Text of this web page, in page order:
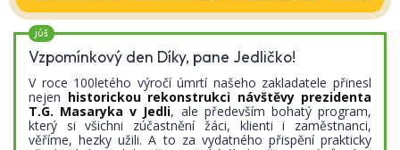
júš
Vzpomínkový den Díky, pane Jedličko!
V roce 100letého výročí úmrtí našeho zakladatele přinesl
nejen historickou rekonstrukci návštěvy prezidenta
T.G. Masaryka v Jedli, ale především bohatý program,
který si všichni zúčastnění žáci, klienti i zaměstnanci,
věříme, hezky užili. A to za vydatného přispění prakticky